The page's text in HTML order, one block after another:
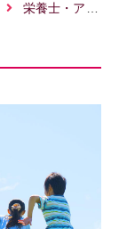
栄養士・アスリートアンケート調査結果